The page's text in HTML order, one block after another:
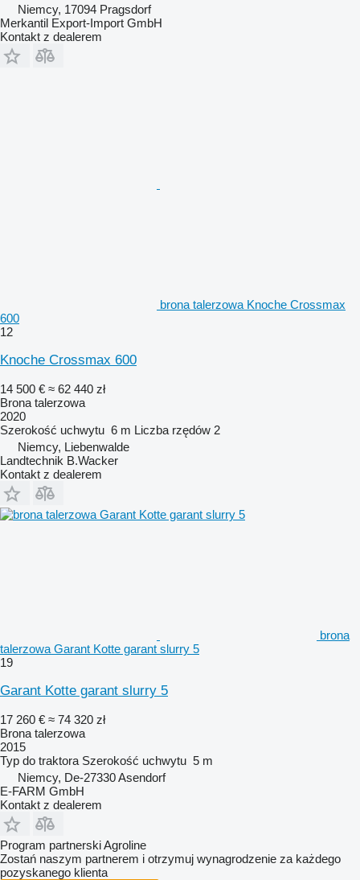
Niemcy, 17094 Pragsdorf
Merkantil Export-Import GmbH
Kontakt z dealerem
brona talerzowa Knoche Crossmax
600
12
Knoche Crossmax 600
14 500 € ≈ 62 440 zł
Brona talerzowa
2020
Szerokość uchwytu 6 m Liczba rzędów 2
Niemcy, Liebenwalde
Landtechnik B.Wacker
Kontakt z dealerem
brona
talerzowa Garant Kotte garant slurry 5
19
Garant Kotte garant slurry 5
17 260 € ≈ 74 320 zł
Brona talerzowa
2015
Typ do traktora Szerokość uchwytu 5 m
Niemcy, De-27330 Asendorf
E-FARM GmbH
Kontakt z dealerem
Program partnerski Agroline
Zostań naszym partnerem i otrzymuj wynagrodzenie za każdego
pozyskanego klienta